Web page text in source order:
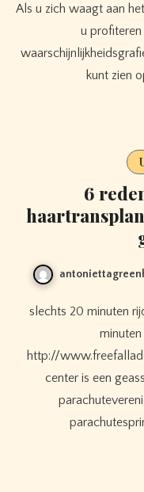
Als u zich waagt aan het serieuze spel van dobbelspellen, kunt
u
kunt zien
6
slechts 20 minuten rijden van de luchthaven en slechts 10
http://
center is een